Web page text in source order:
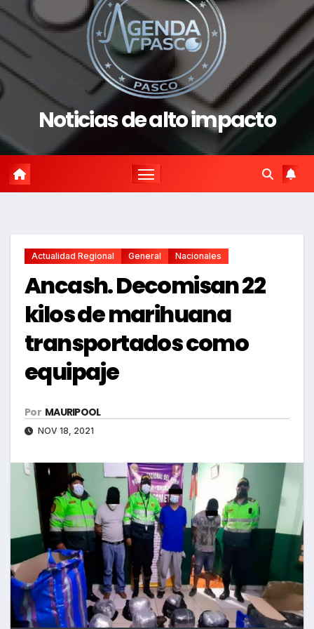
Noticias de alto impacto
Actualidad Regional General Nacionales
Ancash. Decomisan 22
kilos de marihuana
transportados como
equipaje
Por MAURIPOOL
NOV 18, 2021